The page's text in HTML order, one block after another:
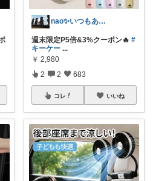
nao✨いつもありがとう😊
週末限定P5倍&3%クーポン🔥 #
キーケー ...
￥ 2,980
2 2 683
コレ いいね